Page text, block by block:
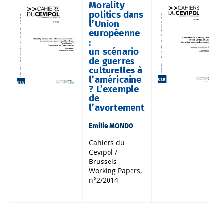
Morality
politics dans
l’Union
européenne
:
un scénario
de guerres
culturelles à
l’américaine
? L’exemple
de
l’avortement
Emilie MONDO
Cahiers du
Cevipol /
Brussels
Working Papers,
n°2/2014